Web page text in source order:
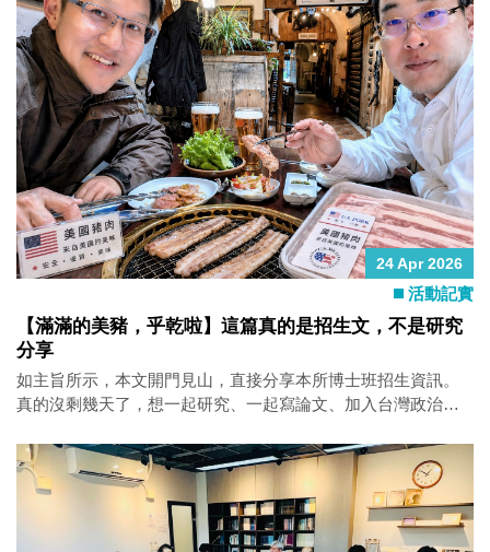
24 Apr 2026
活動記實
【滿滿的美豬，乎乾啦】這篇真的是招生文，不是研究
分享
如主旨所示，本文開門見山，直接分享本所博士班招生資訊。
真的沒剩幾天了，想一起研究、一起寫論文、加入台灣政治研
小編難得認真學術一下，再請大家多多捧場。 正文開始。 台灣
在2020至2021年間，曾經為了要不要進口美國豬肉吵得不可開
交。這種高度爭議性的公共事件，對一般人來說可能是新聞，
對政治經濟學者來說，常常就是研究題目自己走過來敲門。在